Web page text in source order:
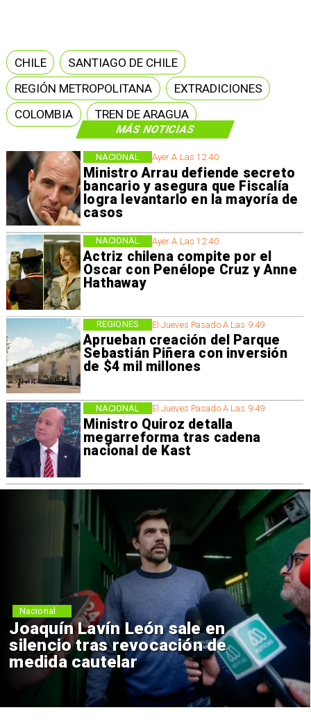
MÁS NOTICIAS
Ayer A Las 12:40
Ministro Arrau defiende secreto
bancario y asegura que Fiscalía
logra levantarlo en la mayoría de
casos
NACIONAL
Ayer A Las 12:40
Actriz chilena compite por el
Oscar con Penélope Cruz y Anne
Hathaway
NACIONAL
El Jueves Pasado A Las 9:49
Aprueban creación del Parque
Sebastián Piñera con inversión
de $4 mil millones
REGIONES
El Jueves Pasado A Las 9:49
Ministro Quiroz detalla
megarreforma tras cadena
nacional de Kast
NACIONAL
CHILE
SANTIAGO DE CHILE
REGIÓN METROPOLITANA
EXTRADICIONES
COLOMBIA
TREN DE ARAGUA
Joaquín Lavín León sale en
silencio tras revocación de
medida cautelar
Nacional